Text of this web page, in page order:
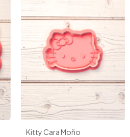
Kitty Cara Moño